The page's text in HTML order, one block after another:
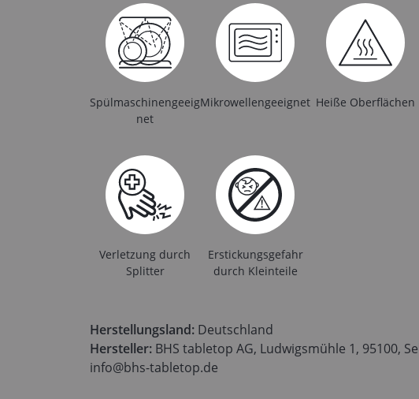
Spülmaschinengeeig
net
Mikrowellengeeignet Heiße Oberflächen
Verletzung durch
Splitter
Erstickungsgefahr
durch Kleinteile
Herstellungsland: Deutschland
Hersteller: BHS tabletop AG, Ludwigsmühle 1, 95100,
info@bhs-tabletop.de